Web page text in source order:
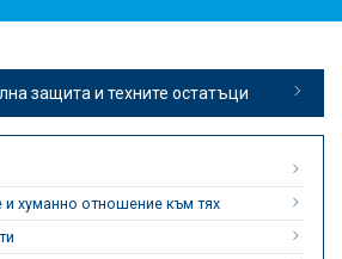
защита и техните остатъци
и хуманно отношение към тях